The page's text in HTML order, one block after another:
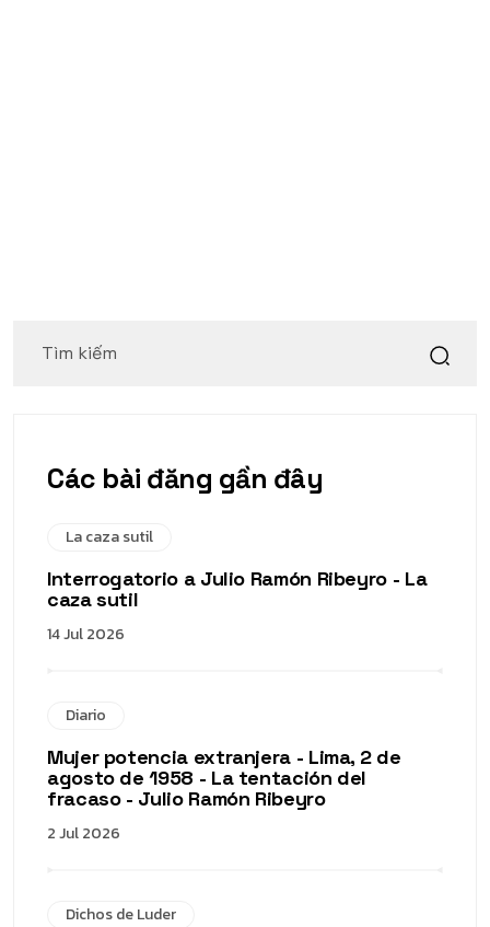
Các bài đăng gần đây
La caza sutil
Interrogatorio a Julio Ramón Ribeyro - La
caza sutil
14 Jul 2026
Diario
Mujer potencia extranjera - Lima, 2 de
agosto de 1958 - La tentación del
fracaso - Julio Ramón Ribeyro
2 Jul 2026
Dichos de Luder